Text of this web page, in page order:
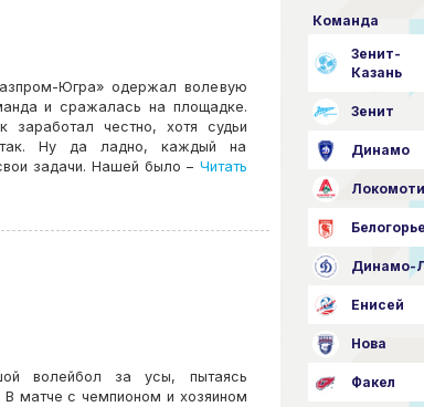
Югра» одержал волевую
и сражалась на площадке.
заработал честно, хотя судьи
Ну да ладно, каждый на
задачи. Нашей было – Читать
волейбол за усы, пытаясь
В матче с чемпионом и хозяином
Команда
Зенит-
Казань
Зенит
Динамо
Белогорье
Динамо-
Енисей
Нова
Факел